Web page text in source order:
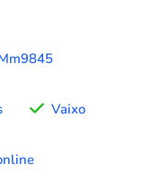
Vaixo